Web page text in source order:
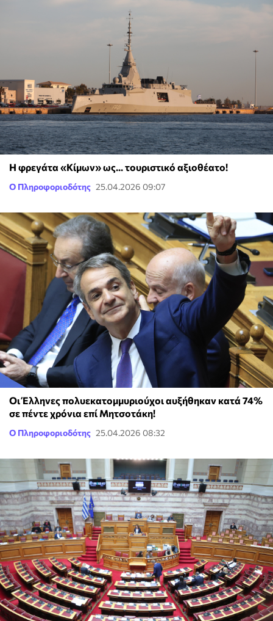
Η φρεγάτα «Κίμων» ως... τουριστικό αξιοθέατο!
Ο Πληροφοριοδότης 25.04.2026 09:07
Οι Έλληνες πολυεκατομμυριούχοι αυξήθηκαν κατά 74%
σε πέντε χρόνια επί Μητσοτάκη!
Ο Πληροφοριοδότης 25.04.2026 08:32